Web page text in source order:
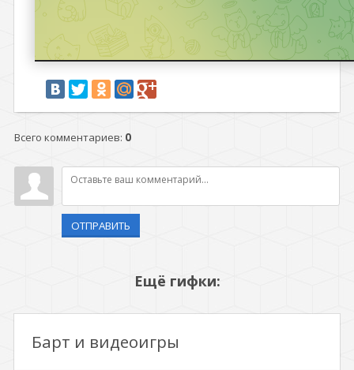
Всего комментариев: 0
ОТПРАВИТЬ
Ещё гифки:
Барт и видеоигры